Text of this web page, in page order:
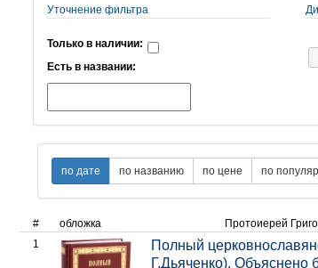
Уточнение фильтра
Только в наличии:
Есть в названии:
# обложка Протоиерей
1
Полный
Г.Дьяченко). Объяснено